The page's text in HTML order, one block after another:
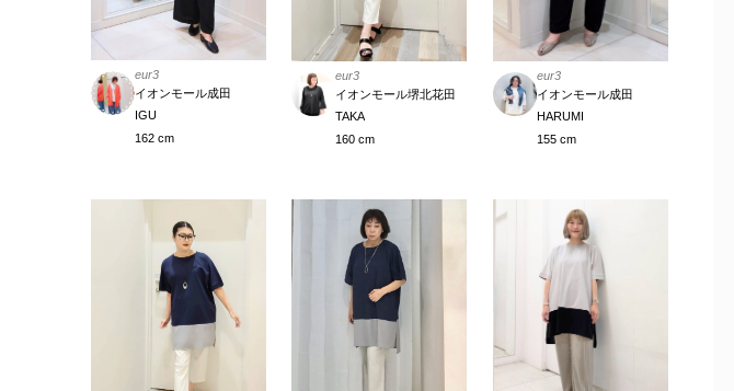
eur3
イオンモール成田
IGU
162 cm
eur3
イオンモール堺北花田
TAKA
160 cm
eur3
イオンモール成田
HARUMI
155 cm